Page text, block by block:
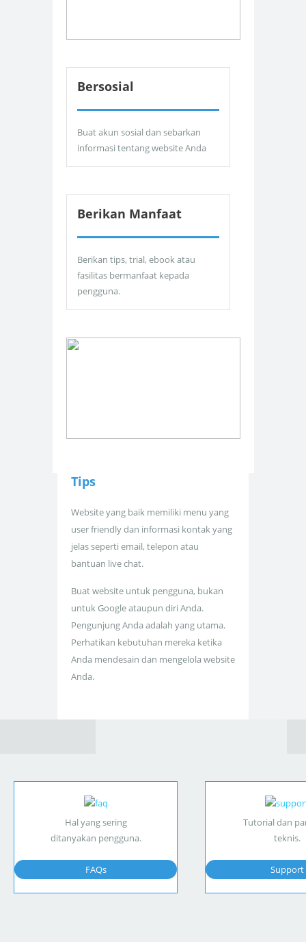
Bersosial
Buat akun sosial dan sebarkan
informasi tentang website Anda
Berikan Manfaat
Berikan tips, trial, ebook atau
fasilitas bermanfaat kepada
pengguna.
Tips
Website yang baik memiliki menu yang
user friendly dan informasi kontak yang
jelas seperti email, telepon atau
bantuan live chat.
Buat website untuk pengguna, bukan
untuk Google ataupun diri Anda.
Pengunjung Anda adalah yang utama.
Perhatikan kebutuhan mereka ketika
Anda mendesain dan mengelola website
Anda.
Hal yang sering
ditanyakan pengguna.
FAQs
Tutorial dan
teknis.
Support